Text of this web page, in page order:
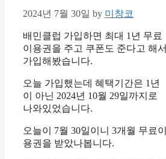
2024년 7월 30일 by 미창코
배민클럽 가입하면 최대 1년 무료
이용권을 주고 쿠폰도 준다고 해서
가입해봤습니다.
오늘 가입했는데 혜택기간은 1년
이 아닌 2024년 10월 29일까지로
나와있었습니다.
오늘이 7월 30일이니 3개월 무료이
용권을 받았나봅니다.